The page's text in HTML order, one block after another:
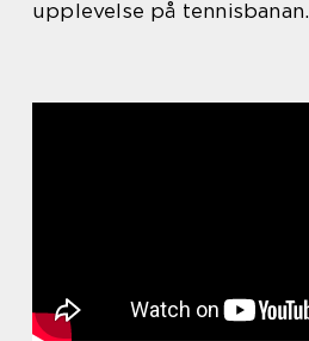
upplevelse på tennisbanan.